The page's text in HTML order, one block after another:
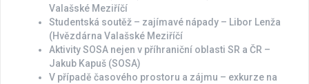
Valašské Meziříčí
Studentská soutěž – zajímavé nápady – Libor Lenža
(Hvězdárna Valašské Meziříčí
Aktivity SOSA nejen v příhraniční oblasti SR a ČR –
Jakub Kapuš (SOSA)
V případě časového prostoru a zájmu – exkurze na